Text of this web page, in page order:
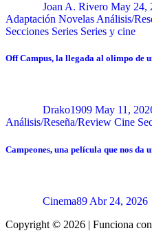
Joan A. Rivero May 24,
Adaptación Novelas Análisis/
Secciones Series Series y cine
Off Campus, la llegada al olimpo de
Drako1909 May 11,
Análisis/Reseña/Review Cine
Campeones, una película que nos da
Cinema89 Abr 24, 2026
Copyright © 2026 | Funciona con